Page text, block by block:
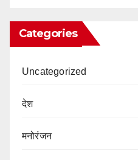
Categories
Uncategorized
देश
मनोरंजन